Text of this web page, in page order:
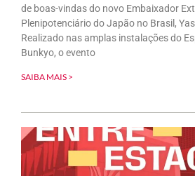
de boas-vindas do novo Embaixador
Plenipotenciário do Japão no Brasil,
Realizado nas amplas instalações do
Bunkyo, o evento
SAIBA MAIS >